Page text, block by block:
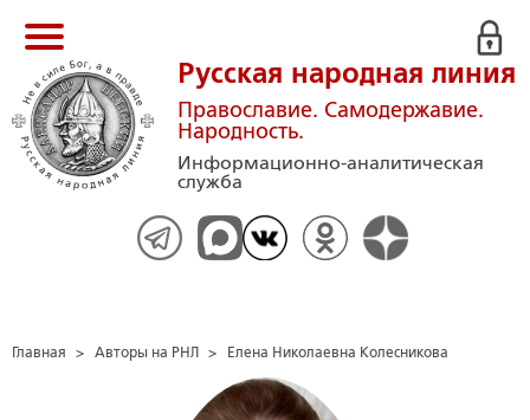
Русская народная линия
Православие. Самодержавие.
Народность.
Информационно-аналитическая
служба
Главная > Авторы на РНЛ > Елена Николаевна Колесникова